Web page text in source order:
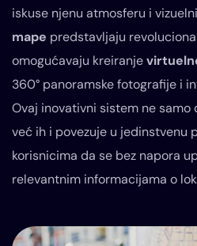
iskuse njenu atmosferu i
mape predstavljaju
omogućavaju kreiranje
360° panoramske fotografije i
Ovaj inovativni sistem ne samo
već ih i povezuje u jedinstvenu
korisnicima da se bez napora
relevantnim informacijama o